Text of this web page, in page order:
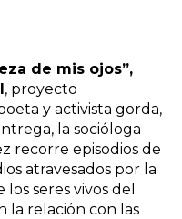
de mis ojos”,
, proyecto
y activista gorda,
la socióloga
recorre episodios de
atravesados por la
seres vivos del
la relación con las